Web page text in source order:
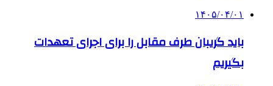
۱۴۰۵/۰۴/۰۱
باید گریبان طرف مقابل را برای اجرای تعهدات
بگیریم